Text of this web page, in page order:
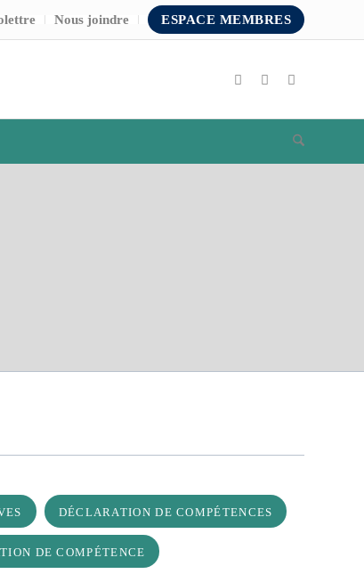
Nous joindre ESPACE MEMBRES
DÉCLARATION DE COMPÉTENCES
DE COMPÉTENCE